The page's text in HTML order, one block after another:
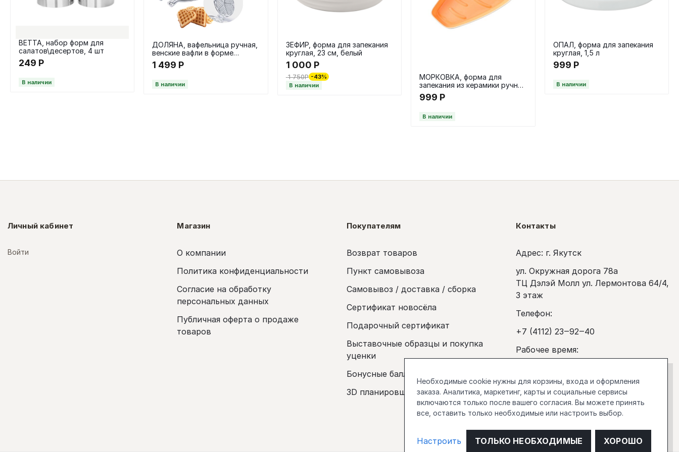
ВЕТТА, набор форм для
салатов\десертов, 4 шт
249 Р
В наличии
ДОЛЯНА, вафельница ручная,
венские вафли в форме
сердца, 5 ячеек, литой
алюминий
1 499 Р
В наличии
ЗЕФИР, форма для запекания
круглая, 23 см, белый
1 000 Р
1 750Р -43%
В наличии
МОРКОВКА, форма для
запекания из керамики ручной
работы, 30х18х4 см,
оранжевый
999 Р
В наличии
ОПАЛ, форма для запекания
круглая, 1,5 л
999 Р
В наличии
Личный кабинет
Войти
Магазин
О компании
Политика конфиденциальности
Согласие на обработку
персональных данных
Публичная оферта о продаже
товаров
Покупателям
Возврат товаров
Пункт самовывоза
Самовывоз / доставка / сборка
Сертификат новосёла
Подарочный сертификат
Выставочные образцы и покупка
уценки
Бонусные баллы
3D планировщик
Контакты
Адрес: г. Якутск
ул. Окружная дорога 78а
ТЦ Дэлэй Молл ул. Лермонтова 64/4,
3 этаж
Телефон:
+7 (4112) 23‒92‒40
Рабочее время:
stockholm.manager@gmail.com
О компании
Необходимые cookie нужны для корзины, входа и оформления
заказа. Аналитика, маркетинг, карты и социальные сервисы
включаются только после вашего согласия. Вы можете принять
все, оставить только необходимые или настроить выбор.
Настроить ТОЛЬКО НЕОБХОДИМЫЕ ХОРОШО